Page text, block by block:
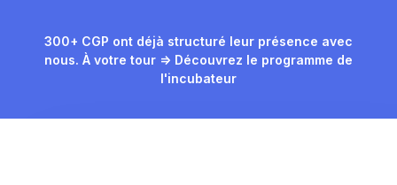
300+ CGP ont déjà structuré leur présence avec
nous. À votre tour => Découvrez le programme de
l'incubateur